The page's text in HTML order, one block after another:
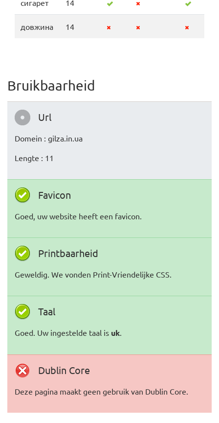
сигарет 14
довжина 14
Bruikbaarheid
Url
Domein : gilza.in.ua
Lengte : 11
Favicon
Goed, uw website heeft een favicon.
Printbaarheid
Geweldig. We vonden Print-Vriendelijke CSS.
Taal
Goed. Uw ingestelde taal is uk.
Dublin Core
Deze pagina maakt geen gebruik van Dublin Core.